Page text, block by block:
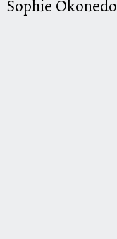
Sophie